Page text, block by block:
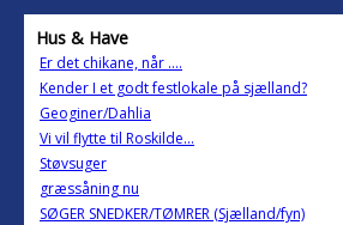
Hus & Have
Er det chikane, når ....
Kender I et godt festlokale på sjælland?
Geoginer/Dahlia
Vi vil flytte til Roskilde...
Støvsuger
græssåning nu
SØGER SNEDKER/TØMRER (Sjælland/fyn)